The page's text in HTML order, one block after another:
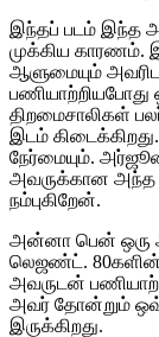
இந்தப் படம் இந்த
முக்கிய காரணம்.
ஆளுமையும்
திறமைசாலிகள்
இடம்
நேர்மையும்.
அவருக்கான அந்த
நம்புகிறேன்.
அன்னா பென் ஒரு
லெஜண்ட். 80களின்
அவருடன்
அவர் தோன்றும்
இருக்கிறது.